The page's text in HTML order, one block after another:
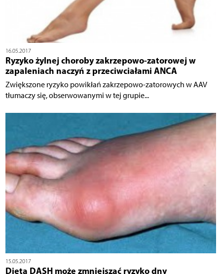
16.05.2017
Ryzyko żylnej choroby zakrzepowo-zatorowej w
zapaleniach naczyń z przeciwciałami ANCA
Zwiększone ryzyko powikłań zakrzepowo-zatorowych w AAV
tłumaczy się, obserwowanymi w tej grupie...
15.05.2017
Dieta DASH może zmniejszać ryzyko dny